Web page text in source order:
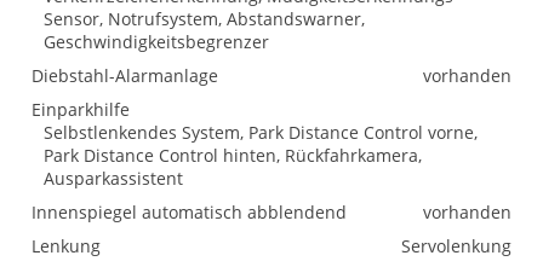
Sensor, Notrufsystem, Abstandswarner,
Geschwindigkeitsbegrenzer
Diebstahl-Alarmanlage
vorhanden
Einparkhilfe
Selbstlenkendes System, Park Distance Control vorne,
Park Distance Control hinten, Rückfahrkamera,
Ausparkassistent
Innenspiegel automatisch abblendend
vorhanden
Lenkung
Servolenkung